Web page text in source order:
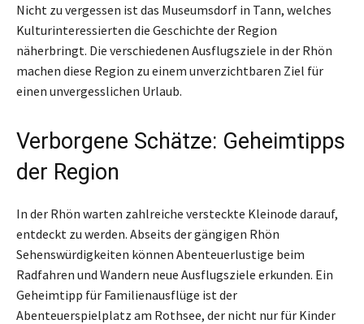
Nicht zu vergessen ist das Museumsdorf in Tann, welches
Kulturinteressierten die Geschichte der Region
näherbringt. Die verschiedenen Ausflugsziele in der Rhön
machen diese Region zu einem unverzichtbaren Ziel für
einen unvergesslichen Urlaub.
Verborgene Schätze: Geheimtipps
der Region
In der Rhön warten zahlreiche versteckte Kleinode darauf,
entdeckt zu werden. Abseits der gängigen Rhön
Sehenswürdigkeiten können Abenteuerlustige beim
Radfahren und Wandern neue Ausflugsziele erkunden. Ein
Geheimtipp für Familienausflüge ist der
Abenteuerspielplatz am Rothsee, der nicht nur für Kinder